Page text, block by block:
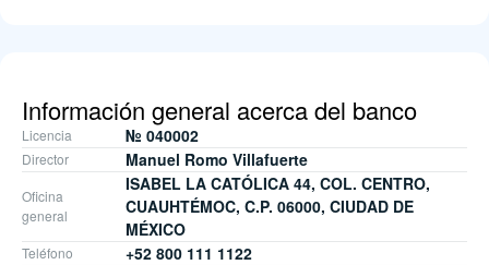
Información general acerca del banco
Licencia № 040002
Director Manuel Romo Villafuerte
Oficina
general
ISABEL LA CATÓLICA 44, COL. CENTRO,
CUAUHTÉMOC, C.P. 06000, CIUDAD DE
MÉXICO
Teléfono +52 800 111 1122